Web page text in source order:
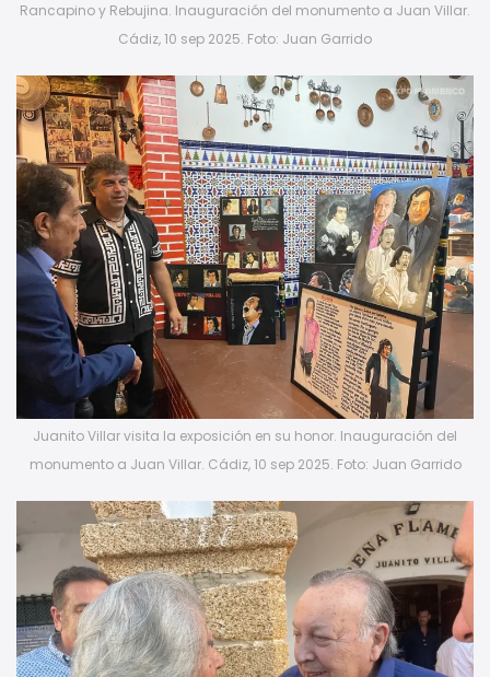
Rancapino y Rebujina. Inauguración del monumento a Juan Villar.
Cádiz, 10 sep 2025. Foto: Juan Garrido
Juanito Villar visita la exposición en su honor. Inauguración del
monumento a Juan Villar. Cádiz, 10 sep 2025. Foto: Juan Garrido